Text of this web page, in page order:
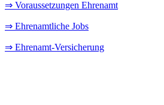
⇒ Voraussetzungen Ehrenamt
⇒ Ehrenamtliche Jobs
⇒ Ehrenamt-Versicherung